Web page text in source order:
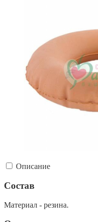
Описание
Состав
Материал - резина.